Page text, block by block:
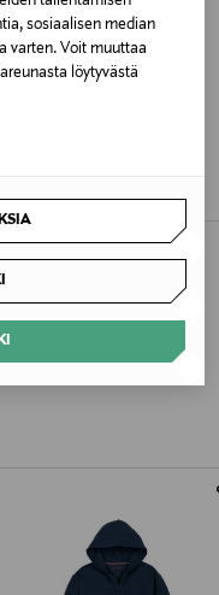
sosiaalisen median
varten. Voit muuttaa
löytyvästä
junior, college,
Price
€ Original Price
14,99 €